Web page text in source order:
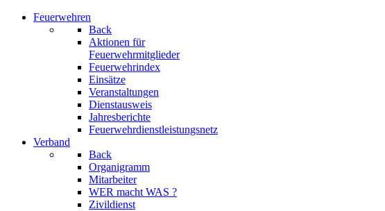
Feuerwehren
Back
Aktionen für
Feuerwehrmitglieder
Feuerwehrindex
Einsätze
Veranstaltungen
Dienstausweis
Jahresberichte
Feuerwehrdienstleistungsnetz
Verband
Back
Organigramm
Mitarbeiter
WER macht WAS ?
Zivildienst